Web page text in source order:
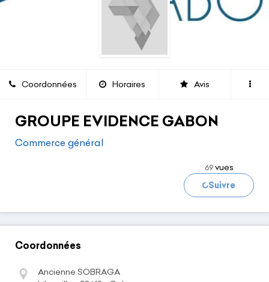
Coordonnées Horaires Avis
GROUPE EVIDENCE GABON
Commerce général
69vues
Chargement...Suivre
Coordonnées
Ancienne SOBRAGA